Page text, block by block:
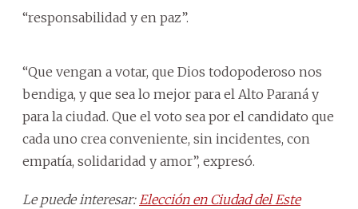
“responsabilidad y en paz”.
“Que vengan a votar, que Dios todopoderoso nos
bendiga, y que sea lo mejor para el Alto Paraná y
para la ciudad. Que el voto sea por el candidato que
cada uno crea conveniente, sin incidentes, con
empatía, solidaridad y amor”, expresó.
Le puede interesar: Elección en Ciudad del Este